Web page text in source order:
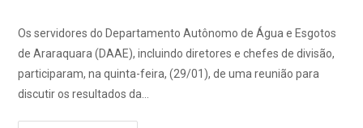
Os servidores do Departamento Autônomo de Água e Esgotos
de Araraquara (DAAE), incluindo diretores e chefes de divisão,
participaram, na quinta-feira, (29/01), de uma reunião para
discutir os resultados da…